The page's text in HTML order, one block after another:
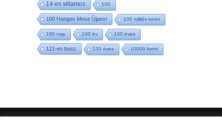
14-es villamos 100
100 Hangos Mese Újpest 100 milliós keret
100 nap 100 év 100 éves
121-es busz 135 éves 10000 forint